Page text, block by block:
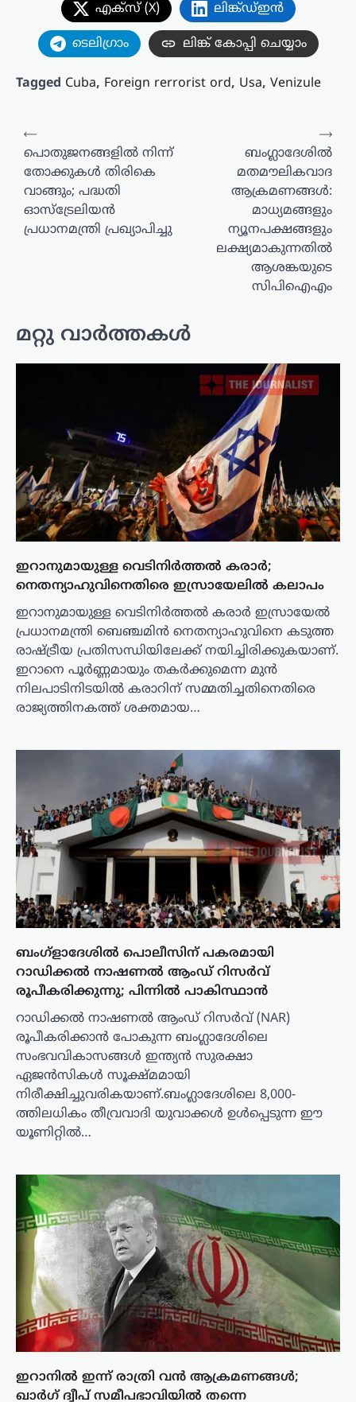
എക്സ് (X) ലിങ്ക്ഡ്ഇൻ
ടെലിഗ്രാം ലിങ്ക് കോപ്പി ചെയ്യാം
Tagged Cuba, Foreign rerrorist ord, Usa, Venizule
പോസ്റ്റുകളിലൂടെ
⟵
പൊതുജനങ്ങളിൽ നിന്ന്
തോക്കുകൾ തിരികെ
വാങ്ങും; പദ്ധതി
ഓസ്‌ട്രേലിയൻ
പ്രധാനമന്ത്രി പ്രഖ്യാപിച്ചു
ബംഗ്ലാദേശിൽ
മതമൗലികവാദ
ആക്രമണങ്ങൾ:
മാധ്യമങ്ങളും
ന്യൂനപക്ഷങ്ങളും
ലക്ഷ്യമാകുന്നതിൽ
ആശങ്കയുടെ
സിപിഐഎം
⟶
മറ്റു വാർത്തകൾ
ഇറാനുമായുള്ള വെടിനിർത്തൽ കരാർ;
നെതന്യാഹുവിനെതിരെ ഇസ്രായേലിൽ കലാപം
ഇറാനുമായുള്ള വെടിനിർത്തൽ കരാർ ഇസ്രായേൽ
പ്രധാനമന്ത്രി ബെഞ്ചമിൻ നെതന്യാഹുവിനെ കടുത്ത
രാഷ്ട്രീയ പ്രതിസന്ധിയിലേക്ക് നയിച്ചിരിക്കുകയാണ്.
ഇറാനെ പൂർണ്ണമായും തകർക്കുമെന്ന മുൻ
നിലപാടിനിടയിൽ കരാറിന് സമ്മതിച്ചതിനെതിരെ
രാജ്യത്തിനകത്ത് ശക്തമായ…
ബംഗ്ളാദേശിൽ പൊലീസിന് പകരമായി
റാഡിക്കൽ നാഷണൽ ആംഡ് റിസർവ്
രൂപീകരിക്കുന്നു; പിന്നിൽ പാകിസ്ഥാൻ
റാഡിക്കൽ നാഷണൽ ആംഡ് റിസർവ് (NAR)
രൂപീകരിക്കാൻ പോകുന്ന ബംഗ്ലാദേശിലെ
സംഭവവികാസങ്ങൾ ഇന്ത്യൻ സുരക്ഷാ
ഏജൻസികൾ സൂക്ഷ്മമായി
നിരീക്ഷിച്ചുവരികയാണ്.ബംഗ്ലാദേശിലെ 8,000-
ത്തിലധികം തീവ്രവാദി യുവാക്കൾ ഉൾപ്പെടുന്ന ഈ
യൂണിറ്റിൽ…
ഇറാനിൽ ഇന്ന് രാത്രി വൻ ആക്രമണങ്ങൾ;
ഖാർഗ് ദ്വീപ് സമീപഭാവിയിൽ തന്നെ